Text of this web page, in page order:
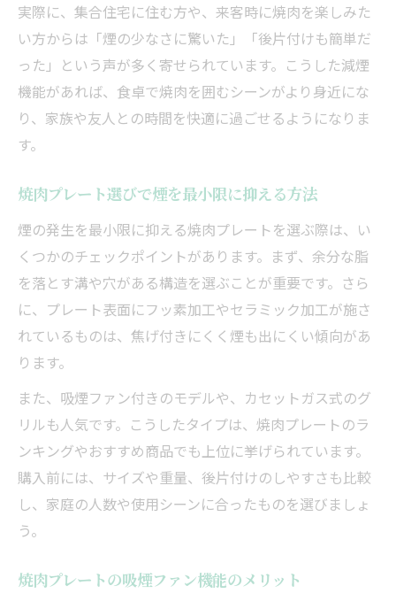
実際に、集合住宅に住む方や、来客時に焼肉を楽しみた
い方からは「煙の少なさに驚いた」「後片付けも簡単だ
った」という声が多く寄せられています。こうした減煙
機能があれば、食卓で焼肉を囲むシーンがより身近にな
り、家族や友人との時間を快適に過ごせるようになりま
す。
焼肉プレート選びで煙を最小限に抑える方法
煙の発生を最小限に抑える焼肉プレートを選ぶ際は、い
くつかのチェックポイントがあります。まず、余分な脂
を落とす溝や穴がある構造を選ぶことが重要です。さら
に、プレート表面にフッ素加工やセラミック加工が施さ
れているものは、焦げ付きにくく煙も出にくい傾向があ
ります。
また、吸煙ファン付きのモデルや、カセットガス式のグ
リルも人気です。こうしたタイプは、焼肉プレートのラ
ンキングやおすすめ商品でも上位に挙げられています。
購入前には、サイズや重量、後片付けのしやすさも比較
し、家庭の人数や使用シーンに合ったものを選びましょ
う。
焼肉プレートの吸煙ファン機能のメリット